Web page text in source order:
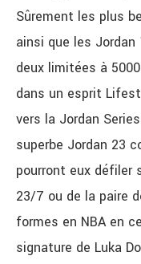
Sûrement les plus
ainsi que les
deux limitées à
dans un esprit
vers la Jordan
superbe Jordan 23
pourront eux défiler
23/7 ou de la paire
formes en NBA en
signature de Luka